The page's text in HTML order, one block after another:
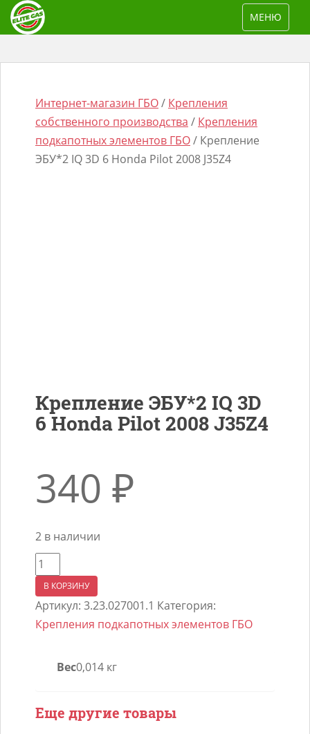
p
TOGGLE
МЕНЮ
Интернет-магазин ГБО/ Крепления
собственного производства / Крепления
подкапотных элементов ГБО/ Крепление
ЭБУ*2 IQ 3D 6 Honda Pilot 2008 J35Z4
Крепление ЭБУ*2 IQ 3D
6 Honda Pilot 2008 J35Z4
340 ₽
2 в наличии
Количество
товара
Крепление
ЭБУ*2
IQ
Pilot
В КОРЗИНУ
Артикул: 3.23.027001.1 Категория:
Крепления подкапотных элементов ГБО
Вес0,014 кг
Еще другие товары